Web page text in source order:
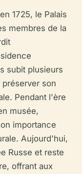
1725, le Palais
membres de la
subit plusieurs
son
Pendant l'ère
musée,
importance
Aujourd'hui,
Russe et reste
offrant aux